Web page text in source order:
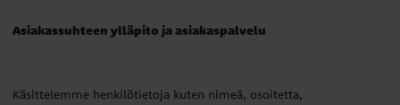
Asiakassuhteen ylläpito ja asiakaspalvelu
Käsittelemme henkilötietoja kuten nimeä, osoitetta,